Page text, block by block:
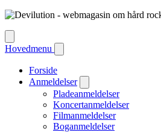
Hovedmenu
Forside
Anmeldelser
Pladeanmeldelser
Koncertanmeldelser
Filmanmeldelser
Boganmeldelser